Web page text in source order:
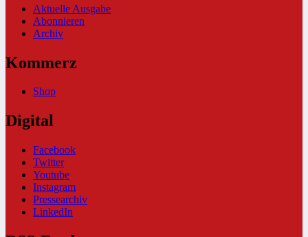
Aktuelle Ausgabe
Abonnieren
Archiv
Kommerz
Shop
Digital
Facebook
Twitter
Youtube
Instagram
Pressearchiv
LinkedIn